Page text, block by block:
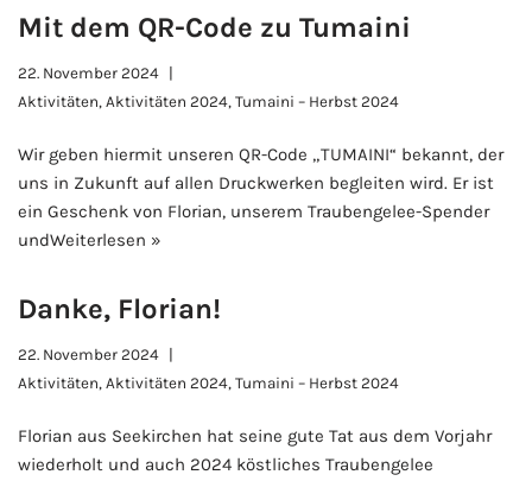
Mit dem QR-Code zu Tumaini
22. November 2024
Aktivitäten, Aktivitäten 2024, Tumaini – Herbst 2024
Wir geben hiermit unseren QR-Code „TUMAINI“ bekannt, der
uns in Zukunft auf allen Druckwerken begleiten wird. Er ist
ein Geschenk von Florian, unserem Traubengelee-Spender
undWeiterlesen »
Danke, Florian!
22. November 2024
Aktivitäten, Aktivitäten 2024, Tumaini – Herbst 2024
Florian aus Seekirchen hat seine gute Tat aus dem Vorjahr
wiederholt und auch 2024 köstliches Traubengelee